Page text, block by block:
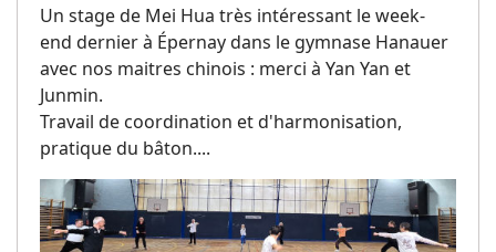
Un stage de Mei Hua très intéressant le week-
end dernier à Épernay dans le gymnase Hanauer
avec nos maitres chinois : merci à Yan Yan et
Junmin.
Travail de coordination et d'harmonisation,
pratique du bâton....